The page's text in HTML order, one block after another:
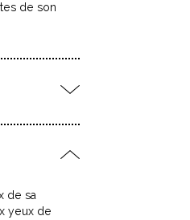
de son
de sa
yeux de